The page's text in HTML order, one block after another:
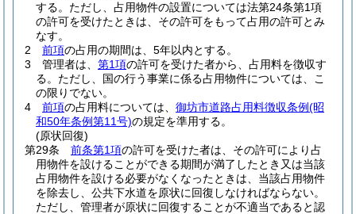
する。 ただし、占用物件の設置については法第24条第1項
の許可を受けたときは、その許可をもって占用の許可とみ
なす。
2
前項の占用の期間は、5年以内とする。
3
管理者は、 第1項の許可を受けた者から、占用料を徴収す
る。 ただし、国の行う事業に係る占用物件については、こ
の限りでない。
4
前項の占用料については、 御坊市道路占用料徴収条例(昭
和50年条例第11号)の規定を準用する。
(原状回復)
第29条
前条第1項の許可を受けた者は、その許可により占
用物件を設けることができる期間が満了したとき又は当該
占用物件を設ける必要がなくなったときは、当該占用物件
を除去し、公共下水道を原状に回復しなければならない。
ただし、管理者が原状に回復することが不適当であると認